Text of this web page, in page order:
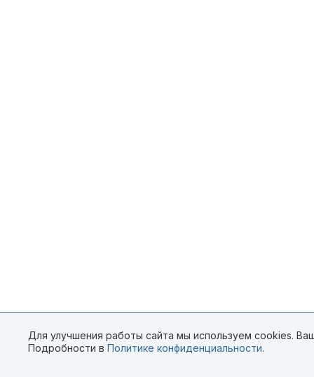
Для улучшения работы сайта мы используем cookies.
Подробности в Политике конфиденциальности.